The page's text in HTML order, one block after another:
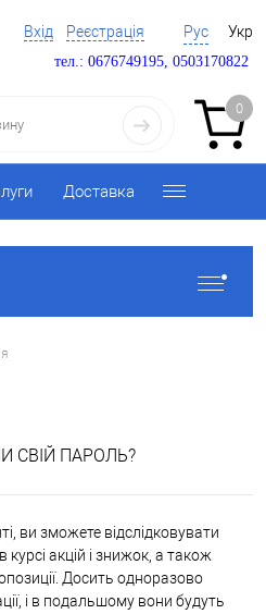
Вхід Реєстрація Рус Укр
тел.: 0676749195, 0503170822
0
Доставка
СВІЙ ПАРОЛЬ?
ви зможете відслідковувати
акцій і знижок, а також
Досить одноразово
і в подальшому вони будуть